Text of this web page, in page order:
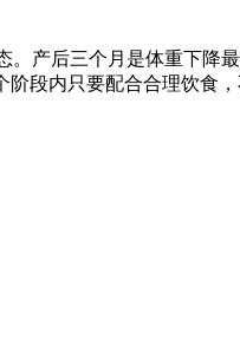
产后三个月是体重下降
段内只要配合合理饮食